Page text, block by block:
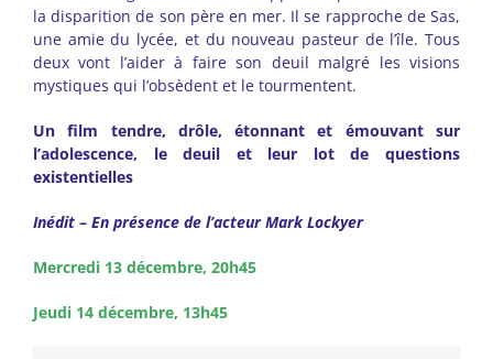
la disparition de son père en mer. Il se rapproche de Sas,
une amie du lycée, et du nouveau pasteur de l’île. Tous
deux vont l’aider à faire son deuil malgré les visions
mystiques qui l’obsèdent et le tourmentent.
Un film tendre, drôle, étonnant et émouvant sur
l’adolescence, le deuil et leur lot de questions
existentielles
Inédit– En présence de l’acteurMark Lockyer
Mercredi 13 décembre, 20h45
Jeudi 14 décembre, 13h45